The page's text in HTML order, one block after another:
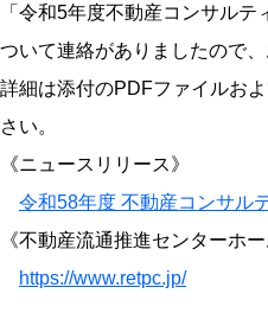
「令和5年度不動産コンサル
ついて連絡がありましたので、
詳細は添付のPDFファイルお
さい。
《ニュースリリース》
令和58年度 不動産コンサル
《不動産流通推進センターホー
https://www.retpc.jp/